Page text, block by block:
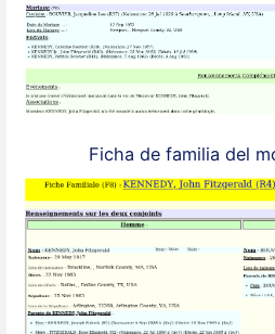
Ficha de familia del